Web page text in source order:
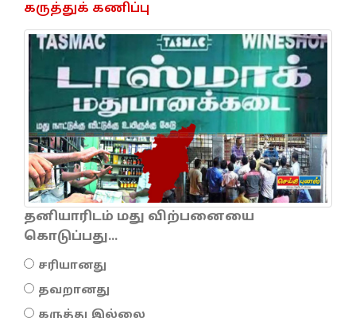
கருத்துக் கணிப்பு
தனியாரிடம் மது விற்பனையை
கொடுப்பது...
சரியானது
தவறானது
கருத்து இல்லை